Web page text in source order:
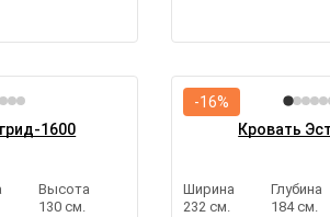
1600
Высота
130 см.
Кровать
Ширина
232 см.
Глубина
184 см.
-16%